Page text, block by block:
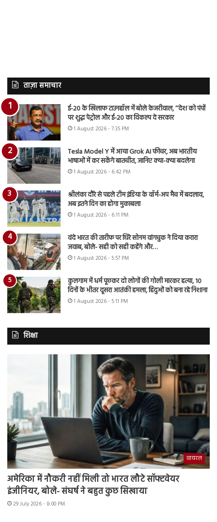
ताज़ा समाचार
ई-20 के खिलाफ टाउनहॉल में बोले केजरीवाल, ‘‘देश को पंपों
पर शुद्ध पेट्रोल और ई-20 का विकल्प दे सरकार
1 August 2026 - 7:35 PM
Tesla Model Y में आया Grok AI फीचर, अब भारतीय
भाषाओं में कर सकेंगे बातचीत, जानिए क्या-क्या बदलेगा
1 August 2026 - 6:42 PM
श्रीलंका दौरे से पहले टीम इंडिया के वॉर्म-अप मैच में बदलाव,
अब इतने दिन का होगा मुकाबला
1 August 2026 - 6:11 PM
वंदे भारत की तारीफ पर घिरे सोनम वांगचुक ने दिया करारा
जवाब, बोले- सही को सही कहेंगे और…
1 August 2026 - 5:57 PM
कुलगाम में धर्म पूछकर दो लोगों की गोली मारकर हत्या, 10
दिनों के भीतर दूसरा आतंकी हमला, हिंदुओं को बना रहे निशाना
1 August 2026 - 5:11 PM
शिक्षा
वायरल
अमेरिका में नौकरी नहीं मिली तो भारत लौटे सॉफ्टवेयर
इंजीनियर, बोले- संघर्ष ने बहुत कुछ सिखाया
29 July 2026 - 8:00 PM